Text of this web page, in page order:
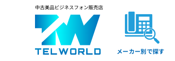
中古美品ビジネスフォン販売店
メーカー別で探す